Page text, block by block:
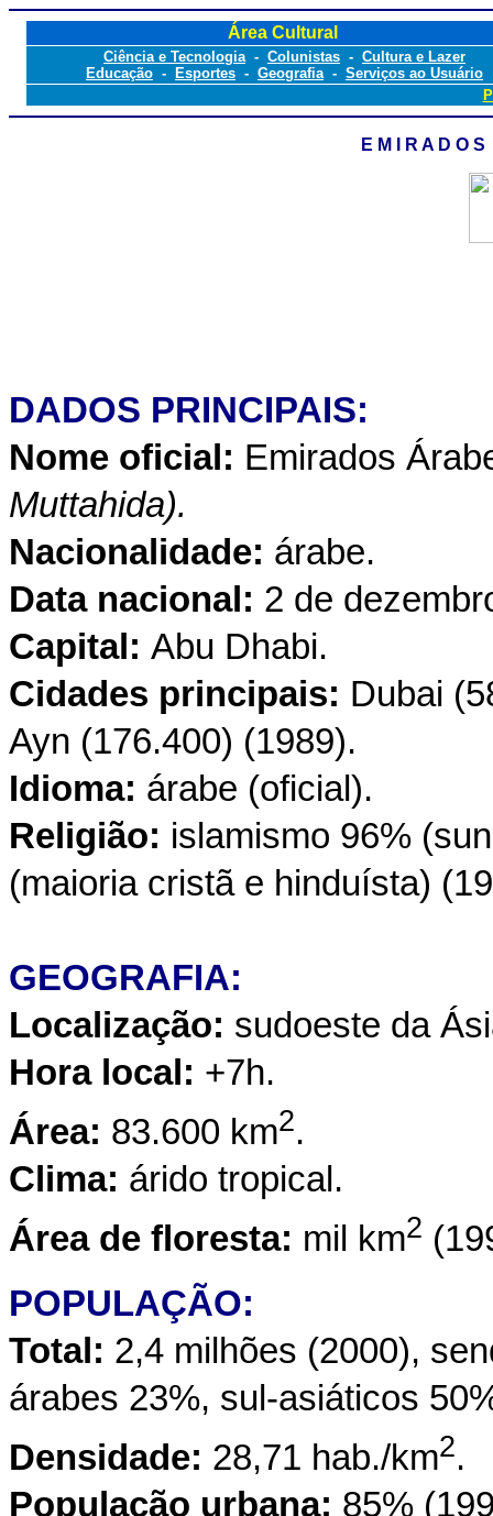
Área Cultural
Ciência e Tecnologia- Colunistas - Cultura e Lazer
Educação - Esportes - Geografia- Serviços ao Usuário
E M I R A D O
DADOS PRINCIPAIS:
Nome oficial: Emirados
Muttahida).
Nacionalidade: árabe.
Data nacional: 2 de
Capital: Abu Dhabi.
Cidades principais: Dubai
Ayn (176.400) (1989).
Idioma: árabe (oficial).
Religião: islamismo 96%
(maioria cristã e hinduísta)
GEOGRAFIA:
Localização: sudoeste da
Hora local: +7h.
Área: 83.600 km2.
Clima: árido tropical.
Área de floresta: mil km2
POPULAÇÃO:
Total: 2,4 milhões (2000),
árabes 23%, sul-asiáticos
Densidade: 28,71 hab./km2.
População urbana: 85%